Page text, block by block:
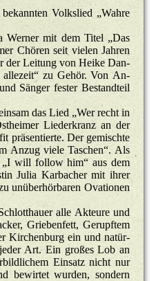
Volks­lied „Wahre
mit dem Titel „Das
Chö­ren seit vie­len Jah­ren
der Lei­tung von Heike Dan­
al­le­zeit“ zu Gehör. Von An­
Sän­ger fes­ter Be­stand­teil
das Lied „Wer recht in
Lie­der­kranz an der
prä­sen­tier­te. Der ge­misch­te
Anzug viele Ta­schen“. Als
„I will fol­low him“ aus dem
Julia Kar­ba­cher mit ihrer
un­über­hör­ba­ren Ova­tio­nen
alle Ak­teu­re und
Grie­ben­fett, Ge­rupf­tem
Kir­chen­burg ein und na­tür­
Art. Ein gro­ßes Lob an
Ein­satz nicht nur
be­wir­tet wur­den, son­dern